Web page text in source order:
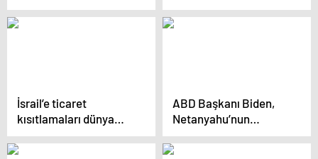
Hamaney: İsrail’in
Saldırısı
Müzakereleri Sürüyor
İsrail’e ticaret
kısıtlamaları dünya
basınında: ‘Giyim ve
elektronik ürünler
ABD Başkanı Biden,
Netanyahu’nun
Gazze’ye yönelik
tutumunu eleştirdi